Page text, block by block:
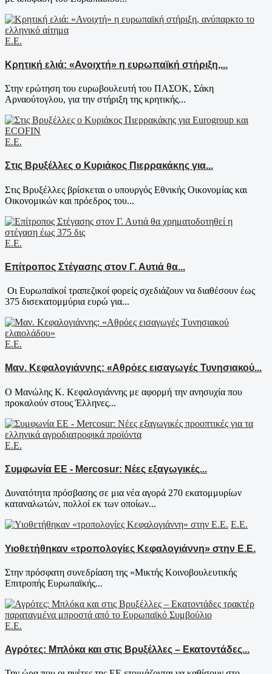
Ε.Ε.
Κρητική ελιά: «Ανοιχτή» η ευρωπαϊκή στήριξη,...
Στην ερώτηση του ευρωβουλευτή του ΠΑΣΟΚ, Σάκη
Αρναούτογλου, για την στήριξη της κρητικής...
Ε.Ε.
Στις Βρυξέλλες ο Κυριάκος Πιερρακάκης για...
Στις Βρυξέλλες βρίσκεται ο υπουργός Εθνικής Οικονομίας και
Οικονομικών και πρόεδρος του...
Ε.Ε.
Επίτροπος Στέγασης στον Γ. Αυτιά θα...
Οι Ευρωπαϊκοί τραπεζικοί φορείς σχεδιάζουν να διαθέσουν έως
375 δισεκατομμύρια ευρώ για...
Ε.Ε.
Μαν. Κεφαλογιάννης: «Αθρόες εισαγωγές Τυνησιακού...
Ο Μανώλης Κ. Κεφαλογιάννης με αφορμή την ανησυχία που
προκαλούν στους Έλληνες...
Ε.Ε.
Συμφωνία ΕΕ - Mercosur: Νέες εξαγωγικές...
Δυνατότητα πρόσβασης σε μια νέα αγορά 270 εκατομμυρίων
καταναλωτών, πολλοί εκ των οποίων...
Ε.Ε.
Υιοθετήθηκαν «τροπολογίες Κεφαλογιάννη» στην Ε.Ε.
Στην πρόσφατη συνεδρίαση της «Μικτής Κοινοβουλευτικής
Επιτροπής Ευρωπαϊκής...
Ε.Ε.
Αγρότες: Μπλόκα και στις Βρυξέλλες – Εκατοντάδες...